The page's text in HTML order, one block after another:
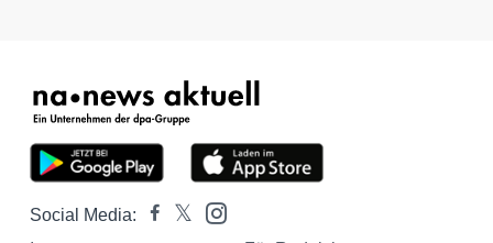
Social Media: